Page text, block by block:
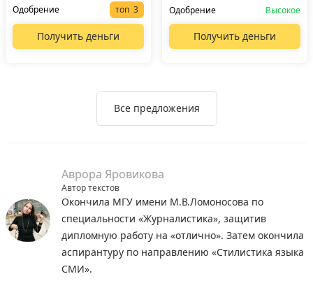
Одобрение
топ
Получить деньги
Одобрение
Высокое
Получить деньги
Все предложения
Аврора Яровикова
Автор текстов
Окончила МГУ имени М.В.Ломоносова по
специальности «Журналистика», защитив
дипломную работу на «отлично». Затем окончила
аспирантуру по направлению «Стилистика языка
СМИ».